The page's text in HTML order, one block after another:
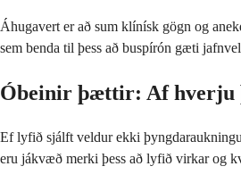
Áhugavert er að sum klínísk gögn og
sem benda til þess að buspírón gæti
Óbeinir þættir: Af hverju
Ef lyfið sjálft veldur ekki
eru jákvæð merki þess að lyfið virkar og